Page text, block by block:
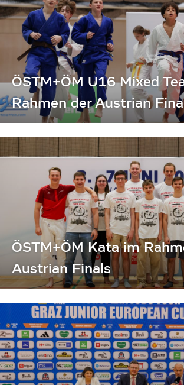
ÖSTM+ÖM U16 Mixed
Rahmen der Austrian
ÖSTM+ÖM Kata im
Austrian Finals